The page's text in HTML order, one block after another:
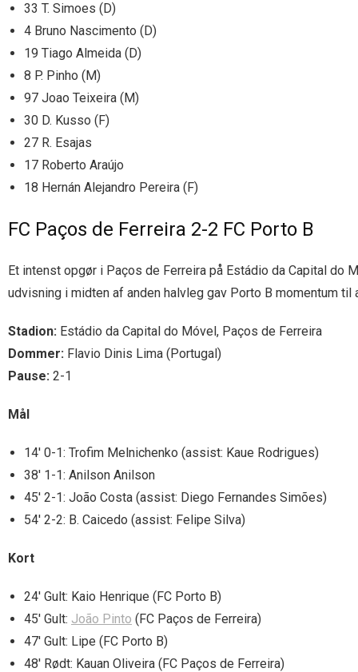
33 T. Simoes (D)
4 Bruno Nascimento (D)
19 Tiago Almeida (D)
8 P. Pinho (M)
97 Joao Teixeira (M)
30 D. Kusso (F)
27 R. Esajas
17 Roberto Araújo
18 Hernán Alejandro Pereira (F)
FC Paços de Ferreira 2-2 FC Porto B
Et intenst opgør i Paços de Ferreira på Estádio da Capital
udvisning i midten af anden halvleg gav Porto B momentum
Stadion: Estádio da Capital do Móvel, Paços de Ferreira
Dommer: Flavio Dinis Lima (Portugal)
Pause: 2-1
Mål
14′ 0-1: Trofim Melnichenko (assist: Kaue Rodrigues)
38′ 1-1: Anilson Anilson
45′ 2-1: João Costa (assist: Diego Fernandes Simões)
54′ 2-2: B. Caicedo (assist: Felipe Silva)
Kort
24′ Gult: Kaio Henrique (FC Porto B)
45′ Gult: João Pinto (FC Paços de Ferreira)
47′ Gult: Lipe (FC Porto B)
48′ Rødt: Kauan Oliveira (FC Paços de Ferreira)